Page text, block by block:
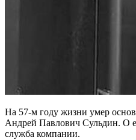
На 57-м году жизни умер
Андрей Павлович Сульдин. О
служба компании.